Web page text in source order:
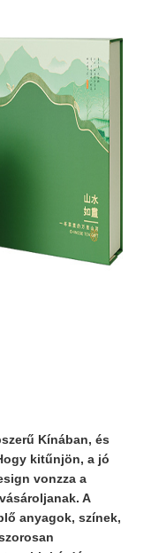
Kínában, és
kitűnjön, a jó
vonzza a
A
anyagok, színek,